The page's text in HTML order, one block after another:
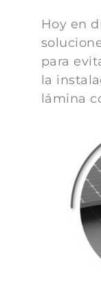
Hoy en
para
la
lámina